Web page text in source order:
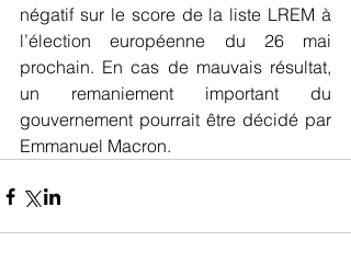
négatif sur le score de la liste LREM à
l’élection européenne du 26 mai
prochain. En cas de mauvais résultat,
un remaniement important du
gouvernement pourrait être décidé par
Emmanuel Macron.